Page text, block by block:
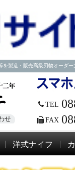
製造・販売高級刃物オーダ
せ
TEL
FAX
洋式ナイフ